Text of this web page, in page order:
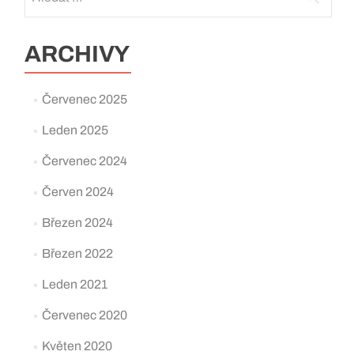
ARCHIVY
Červenec 2025
Leden 2025
Červenec 2024
Červen 2024
Březen 2024
Březen 2022
Leden 2021
Červenec 2020
Květen 2020